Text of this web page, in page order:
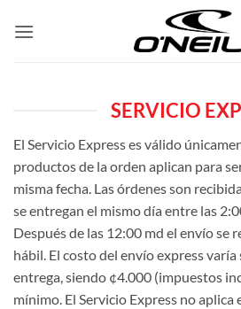
SERVICIO
El Servicio Express es válido
productos de la orden aplican para
misma fecha. Las órdenes son
se entregan el mismo día entre las
Después de las 12:00 md el envío se
hábil. El costo del envío express varía
entrega, siendo ¢4.000 (impuestos
mínimo. El Servicio Express no aplica